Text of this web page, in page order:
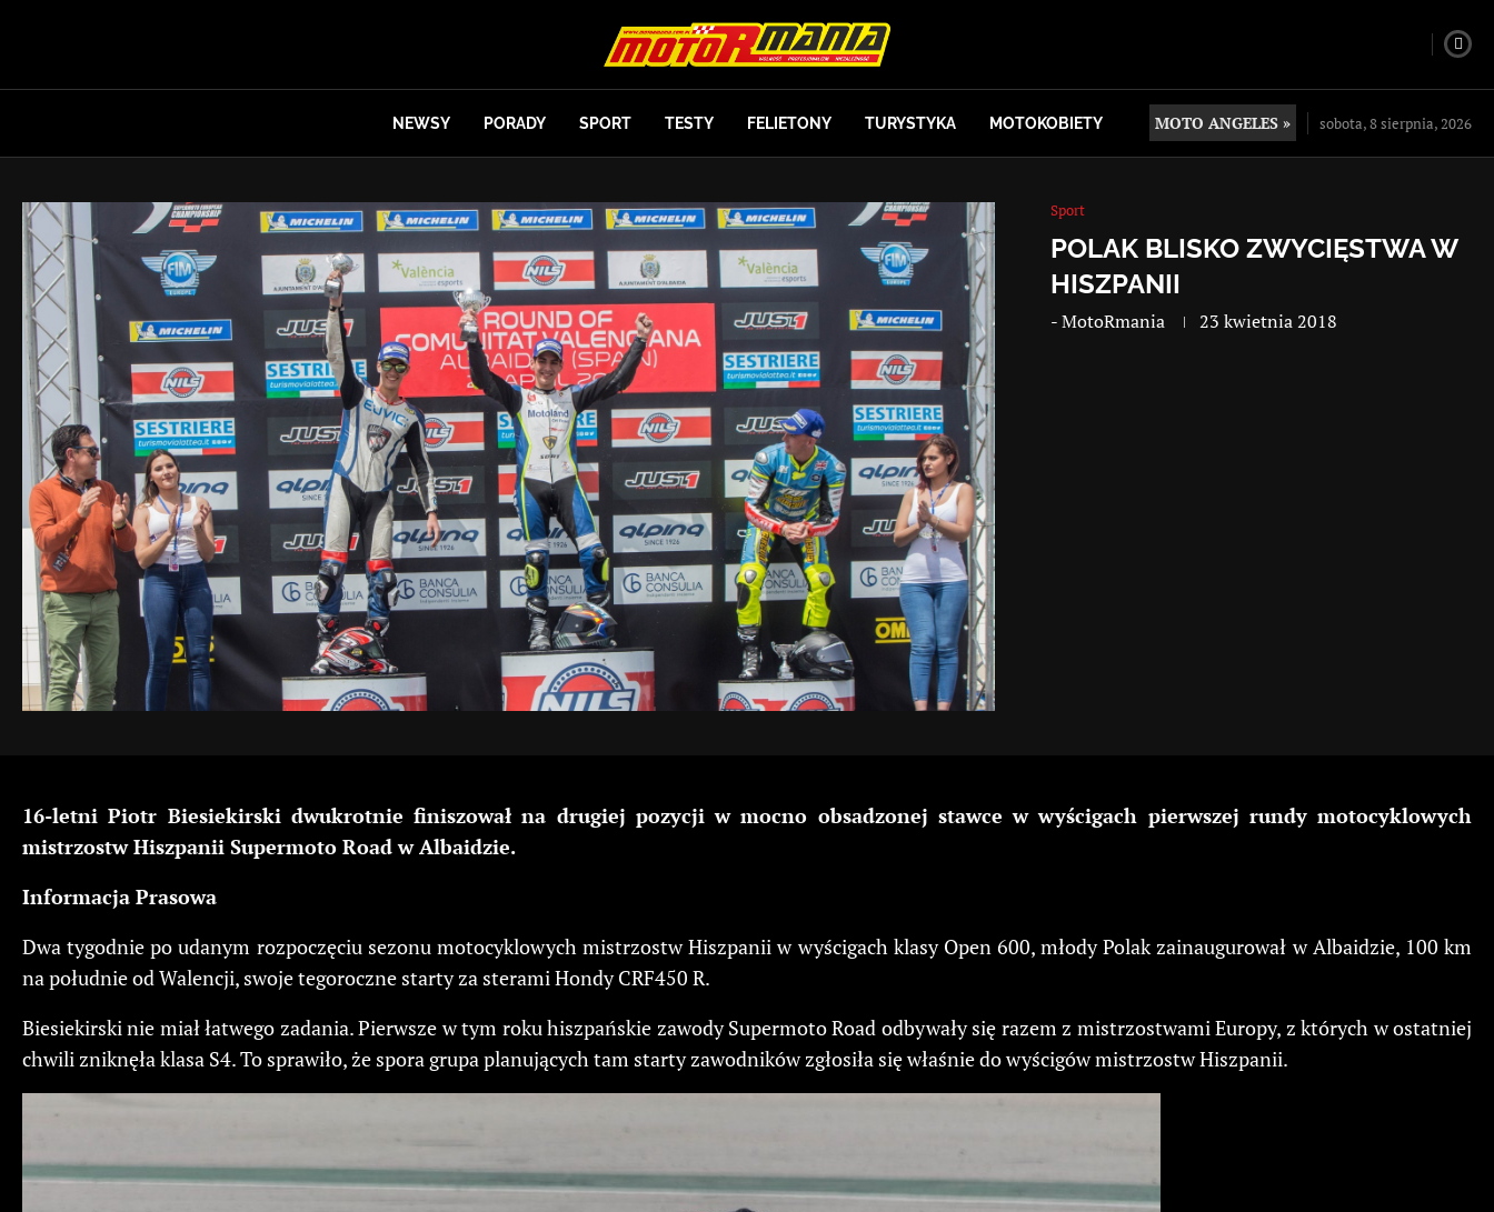
NEWSY PORADY SPORT TESTY FELIETONY TURYSTYKA MOTOKOBIETY MOTO ANGELES » sobota, 8 sierpnia, 2026
Sport
POLAK BLISKO ZWYCIĘSTWA W
HISZPANII
-MotoRmania 23 kwietnia 2018
16-letni Piotr Biesiekirski dwukrotnie finiszował na drugiej pozycji w mocno obsadzonej stawce w wyścigach pierwszej rundy motocyklowych
mistrzostw Hiszpanii Supermoto Road w Albaidzie.
Informacja Prasowa
Dwa tygodnie po udanym rozpoczęciu sezonu motocyklowych mistrzostw Hiszpanii w wyścigach klasy Open 600, młody Polak zainaugurował w Albaidzie, 100 km
na południe od Walencji, swoje tegoroczne starty za sterami Hondy CRF450 R.
Biesiekirski nie miał łatwego zadania. Pierwsze w tym roku hiszpańskie zawody Supermoto Road odbywały się razem z mistrzostwami Europy, z których w ostatniej
chwili zniknęła klasa S4. To sprawiło, że spora grupa planujących tam starty zawodników zgłosiła się właśnie do wyścigów mistrzostw Hiszpanii.